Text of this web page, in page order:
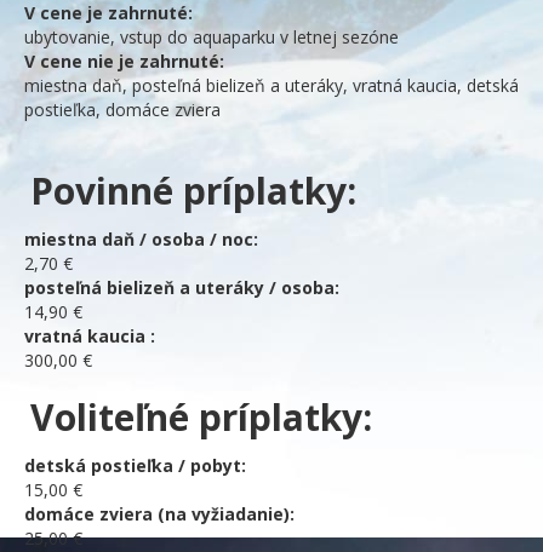
V cene je zahrnuté:
ubytovanie, vstup do aquaparku v letnej sezóne
V cene nie je zahrnuté:
miestna daň, posteľná bielizeň a uteráky, vratná kaucia, detská
postieľka, domáce zviera
Povinné príplatky:
miestna daň / osoba / noc:
2,70 €
posteľná bielizeň a uteráky / osoba:
14,90 €
vratná kaucia :
300,00 €
Voliteľné príplatky:
detská postieľka / pobyt:
15,00 €
domáce zviera (na vyžiadanie):
25,00 €